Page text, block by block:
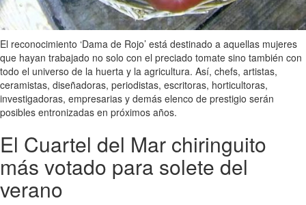
El reconocimiento ‘Dama de Rojo’ está destinado a aquellas mujeres
que hayan trabajado no solo con el preciado tomate sino también con
todo el universo de la huerta y la agricultura. Así, chefs, artistas,
ceramistas, diseñadoras, periodistas, escritoras, horticultoras,
investigadoras, empresarias y demás elenco de prestigio serán
posibles entronizadas en próximos años.
El Cuartel del Mar chiringuito
más votado para solete del
verano